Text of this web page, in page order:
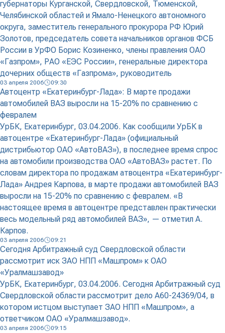
губернаторы Курганской, Свердловской, Тюменской,
Челябинской областей и Ямало-Ненецкого автономного
округа, заместитель генерального прокурора РФ Юрий
Золотов, председатель совета начальников органов ФСБ
России в УрФО Борис Козиненко, члены правления ОАО
«Газпром», РАО «ЕЭС России», генеральные директора
дочерних обществ «Газпрома», руководитель
03 апреля 2006 09:30
Автоцентр «Екатеринбург-Лада»: В марте продажи
автомобилей ВАЗ выросли на 15-20% по сравнению с
февралем
УрБК, Екатеринбург, 03.04.2006. Как сообщили УрБК в
автоцентре «Екатеринбург-Лада» (официальный
дистрибьютор ОАО «АвтоВАЗ»), в последнее время спрос
на автомобили производства ОАО «АвтоВАЗ» растет. По
словам директора по продажам атвоцентра «Екатеринбург-
Лада» Андрея Карпова, в марте продажи автомобилей ВАЗ
выросли на 15-20% по сравнению с февралем. «В
настоящее время в автоцентре представлен практически
весь модельный ряд автомобилей ВАЗ», — отметил А.
Карпов.
03 апреля 2006 09:21
Сегодня Арбитражный суд Свердловской области
рассмотрит иск ЗАО НПП «Машпром» к ОАО
«Уралмашзавод»
УрБК, Екатеринбург, 03.04.2006. Сегодня Арбитражный суд
Свердловской области рассмотрит дело А60-24369/04, в
котором истцом выступает ЗАО НПП «Машпром», а
ответчиком ОАО «Уралмашзавод».
03 апреля 2006 09:15